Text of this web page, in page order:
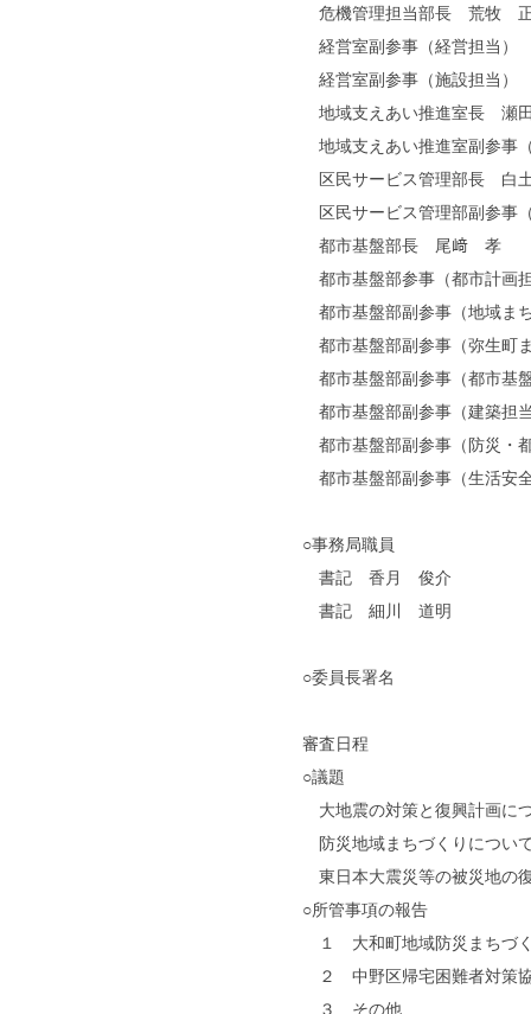
危機管理担当部長 荒牧
経営室副参事（経営担当
経営室副参事（施設担当
地域支えあい推進室長 瀬
地域支えあい推進室副参
区民サービス管理部長 白
区民サービス管理部副参
都市基盤部長 尾﨑 孝
都市基盤部参事（都市計
都市基盤部副参事（地域ま
都市基盤部副参事（弥生
都市基盤部副参事（都市
都市基盤部副参事（建築
都市基盤部副参事（防災
都市基盤部副参事（生活
○事務局職員
書記 香月 俊介
書記 細川 道明
○委員長署名
審査日程
○議題
大地震の対策と復興計画に
防災地域まちづくりについ
東日本大震災等の被災地の
○所管事項の報告
１ 大和町地域防災まちづく
２ 中野区帰宅困難者対策協
３ その他